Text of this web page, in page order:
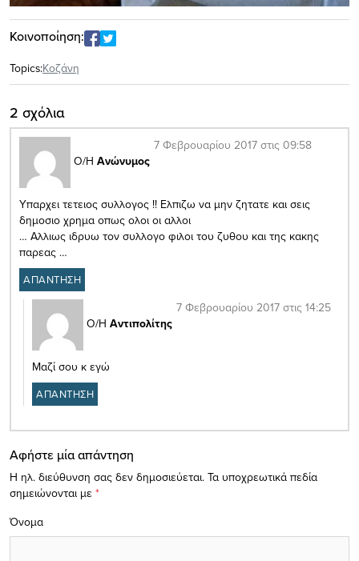
Κοινοποίηση:
Topics:Κοζάνη
2 σχόλια
Ο/Η Ανώνυμος
7 Φεβρουαρίου 2017 στις 09:58
Υπαρχει τετειος συλλογος !! Ελπιζω να μην ζητατε και σεις
δημοσιο χρημα οπως ολοι οι αλλοι
… Αλλιως ιδρυω τον συλλογο φιλοι του ζυθου και της κακης
παρεας …
ΑΠΑΝΤΗΣΗ
Ο/Η Αντιπολίτης
7 Φεβρουαρίου 2017 στις 14:25
Μαζί σου κ εγώ
ΑΠΑΝΤΗΣΗ
Αφήστε μία απάντηση
Η ηλ. διεύθυνση σας δεν δημοσιεύεται. Τα υποχρεωτικά πεδία
σημειώνονται με *
Όνομα